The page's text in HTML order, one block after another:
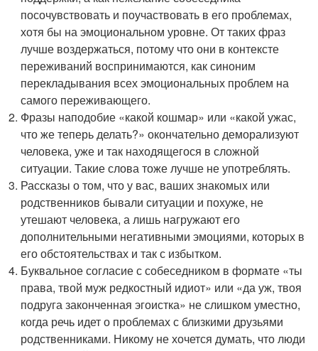
посочувствовать и поучаствовать в его проблемах,
хотя бы на эмоциональном уровне. От таких фраз
лучше воздержаться, потому что они в контексте
переживаний воспринимаются, как синоним
перекладывания всех эмоциональных проблем на
самого переживающего.
Фразы наподобие «какой кошмар» или «какой ужас,
что же теперь делать?» окончательно деморализуют
человека, уже и так находящегося в сложной
ситуации. Такие слова тоже лучше не употреблять.
Рассказы о том, что у вас, ваших знакомых или
родственников бывали ситуации и похуже, не
утешают человека, а лишь нагружают его
дополнительными негативными эмоциями, которых в
его обстоятельствах и так с избытком.
Буквальное согласие с собеседником в формате «ты
права, твой муж редкостный идиот» или «да уж, твоя
подруга законченная эгоистка» не слишком уместно,
когда речь идет о проблемах с близкими друзьями
родственниками. Никому не хочется думать, что люди